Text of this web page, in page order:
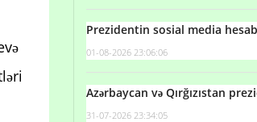
Prezidentin sosial media
01-08-2026 23:06:06
Azərbaycan və Qırğızıstan
31-07-2026 23:34:05